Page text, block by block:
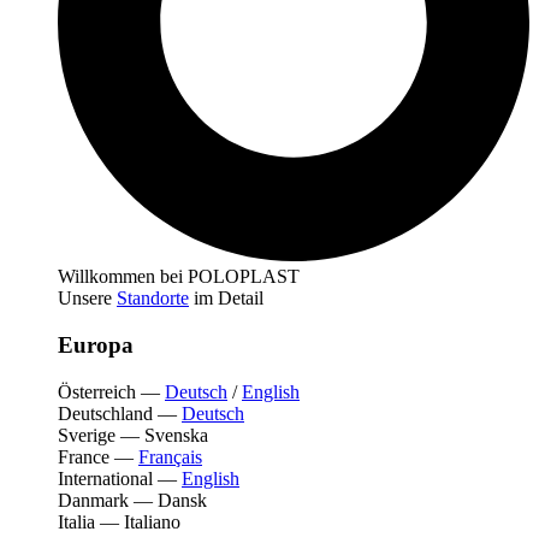
Willkommen bei POLOPLAST
Unsere Standorte im Detail
Europa
Österreich — Deutsch /English
Deutschland — Deutsch
Sverige — Svenska
France — Français
International — English
Danmark — Dansk
Italia — Italiano